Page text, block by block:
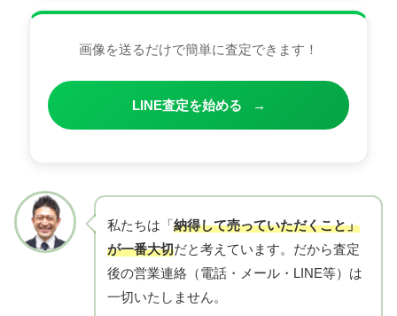
画像を送るだけで簡単に査定できます！
LINE査定を始める →
私たちは「納得して売っていただくこと」
が一番大切だと考えています。だから査定
後の営業連絡（電話・メール・LINE等）は
一切いたしません。